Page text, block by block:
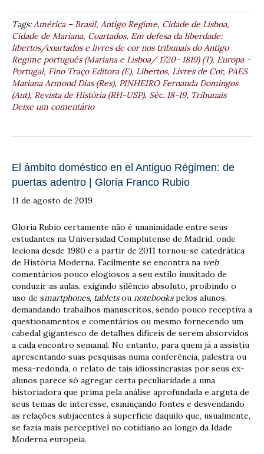
Tags:América – Brasil, Antigo Regime, Cidade de Lisboa,
Cidade de Mariana, Coartados, Em defesa da liberdade:
libertos/coartados e livres de cor nos tribunais do Antigo
Regime português (Mariana e Lisboa/ 1720- 1819) (T), Europa -
Portugal, Fino Traço Editora (E), Libertos, Livres de Cor, PAES
Mariana Armond Dias (Res), PINHEIRO Fernanda Domingos
(Aut), Revista de História (RH-USP), Séc. 18-19, Tribunais
Deixe um comentário
El ámbito doméstico en el Antiguo Régimen: de
puertas adentro | Gloria Franco Rubio
11 de agosto de 2019
Gloria Rubio certamente não é unanimidade entre seus
estudantes na Universidad Complutense de Madrid, onde
leciona desde 1980 e a partir de 2011 tornou-se catedrática
de História Moderna. Facilmente se encontra na web
comentários pouco elogiosos a seu estilo inusitado de
conduzir as aulas, exigindo silêncio absoluto, proibindo o
uso de smartphones, tabletsou notebookspelos alunos,
demandando trabalhos manuscritos, sendo pouco receptiva a
questionamentos e comentários ou mesmo fornecendo um
cabedal gigantesco de detalhes difíceis de serem absorvidos
a cada encontro semanal. No entanto, para quem já a assistiu
apresentando suas pesquisas numa conferência, palestra ou
mesa-redonda, o relato de tais idiossincrasias por seus ex-
alunos parece só agregar certa peculiaridade a uma
historiadora que prima pela análise aprofundada e arguta de
seus temas de interesse, esmiuçando fontes e desvendando
as relações subjacentes à superfície daquilo que, usualmente,
se fazia mais perceptível no cotidiano ao longo da Idade
Moderna europeia.